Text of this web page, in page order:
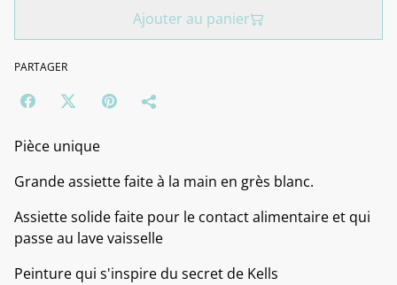
Ajouter au panier
PARTAGER
Pièce unique
Grande assiette faite à la main en grès blanc.
Assiette solide faite pour le contact alimentaire et qui
passe au lave vaisselle
Peinture qui s'inspire du secret de Kells